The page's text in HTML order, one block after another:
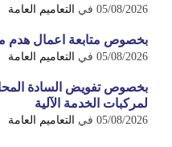
05/08/2026 في التعاميم العامة
بخصوص متابعة اعمال هدم
05/08/2026 في التعاميم العامة
بخصوص تفويض السادة
لمركبات الخدمة الآلية
05/08/2026 في التعاميم العامة